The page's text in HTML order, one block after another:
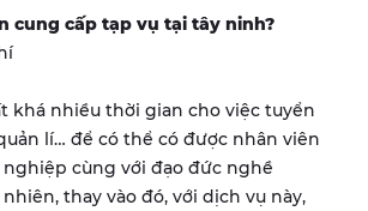
cung cấp tạp vụ tại tây ninh?
khá nhiều thời gian cho việc tuyển
lí… để có thể có được nhân viên
cùng với đạo đức nghề
thay vào đó, với dịch vụ này,